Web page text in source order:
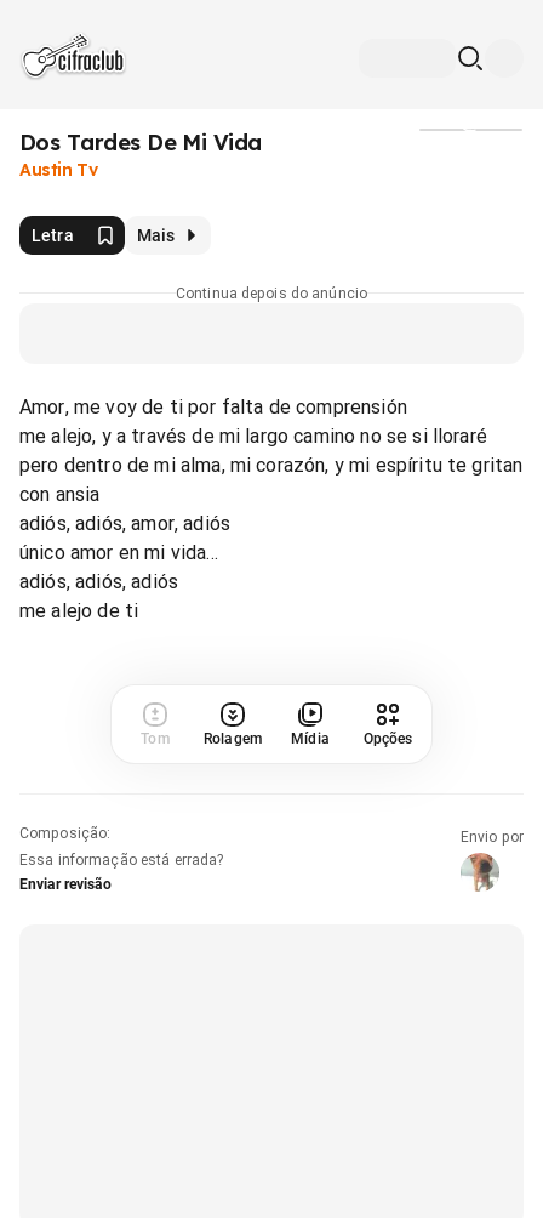
Dos Tardes De Mi Vida
Austin Tv
Letra Mais
Continua depois do anúncio
Amor, me voy de ti por falta de comprensión
me alejo, y a través de mi largo camino no se si lloraré
pero dentro de mi alma, mi corazón, y mi espíritu te gritan
con ansia
adiós, adiós, amor, adiós
único amor en mi vida...
adiós, adiós, adiós
me alejo de ti
Tom Rolagem Mídia Opções
Composição:
Essa informação está errada?
Enviar revisão
Envio por